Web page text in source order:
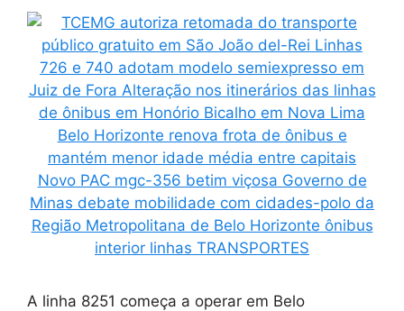
A linha 8251 começa a operar em Belo